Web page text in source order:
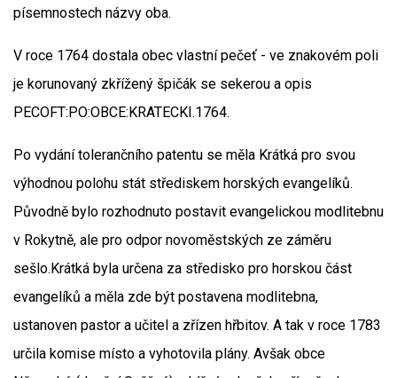
písemnostech názvy oba.
V roce 1764 dostala obec vlastní pečeť - ve znakovém poli
je korunovaný zkřížený špičák se sekerou a opis
PECOFT:PO:OBCE:KRATECKI.1764.
Po vydání tolerančního patentu se měla Krátká pro svou
výhodnou polohu stát střediskem horských evangelíků.
Původně bylo rozhodnuto postavit evangelickou modlitebnu
v Rokytně, ale pro odpor novoměstských ze záměru
sešlo.Krátká byla určena za středisko pro horskou část
evangelíků a měla zde být postavena modlitebna,
ustanoven pastor a učitel a zřízen hřbitov. A tak v roce 1783
určila komise místo a vyhotovila plány. Avšak obce